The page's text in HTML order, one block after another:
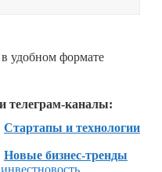
удобном формате
телеграм-каналы:
Стартапы и технологии
Новые бизнес-тренды
инвестновость